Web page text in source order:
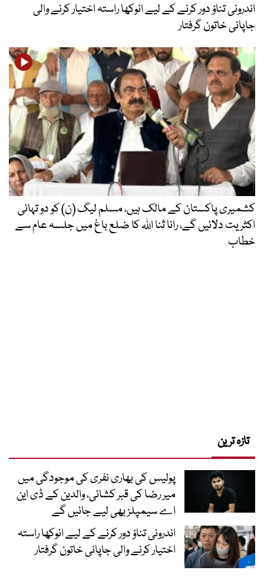
اندرونی تناؤ دور کرنے کے لیے انوکھا راستہ اختیار کرنے والی
جاپانی خاتون گرفتار
کشمیری پاکستان کے مالک ہیں، مسلم لیگ (ن) کو دو تہائی
اکثریت دلائیں گے، رانا ثنا اللہ کا ضلع باغ میں جلسہ عام سے
خطاب
تازہ ترین
پولیس کی بھاری نفری کی موجودگی میں
میر رضا کی قبر کشائی، والدین کے ڈی این
اے سیمپلز بھی لیے جائیں گے
اندرونی تناؤ دور کرنے کے لیے انوکھا راستہ
اختیار کرنے والی جاپانی خاتون گرفتار